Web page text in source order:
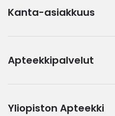
Kanta-asiakkuus
Apteekkipalvelut
Yliopiston Apteekki